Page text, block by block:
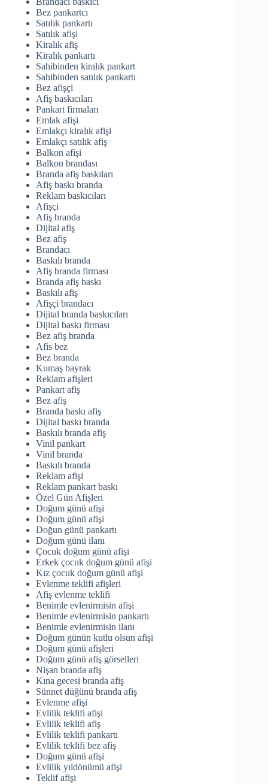
Bez pankartcı
Satılık pankartı
Satılık afişi
Kiralık afiş
Kiralık pankartı
Sahibinden kiralık pankart
Sahibinden satılık pankartı
Bez afişçi
Afiş baskıcıları
Pankart firmaları
Emlak afişi
Emlakçı kiralık afişi
Emlakçı satılık afiş
Balkon afişi
Balkon brandası
Branda afiş baskıları
Afiş baskı branda
Reklam baskıcıları
Afişçi
Afiş branda
Dijital afiş
Bez afiş
Brandacı
Baskılı branda
Afiş branda firması
Branda afiş baskı
Baskılı afiş
Afişçi brandacı
Dijital branda baskıcıları
Dijital baskı firması
Bez afiş branda
Afis bez
Bez branda
Kumaş bayrak
Reklam afişleri
Pankart afiş
Bez afiş
Branda baskı afiş
Dijital baskı branda
Baskılı branda afiş
Vinil pankart
Vinil branda
Baskılı branda
Reklam afişi
Reklam pankart baskı
Özel Gün Afişleri
Doğum günü afişi
Doğum günü afişi
Doğun günü pankartı
Doğum günü ilanı
Çocuk doğum günü afişi
Erkek çocuk doğum günü afişi
Kız çocuk doğum günü afişi
Evlenme teklifi afişleri
Afiş evlenme teklifi
Benimle evlenirmisin afişi
Benimle evlenirmisin pankartı
Benimle evlenirmisin ilanı
Doğum günün kutlu olsun afişi
Doğum günü afişleri
Doğum günü afiş görselleri
Nişan branda afiş
Kına gecesi branda afiş
Sünnet düğünü branda afiş
Evlenme afişi
Evlilik teklifi afişi
Evlilik teklifi afiş
Evlilik teklifi pankartı
Evlilik teklifi bez afiş
Doğum günü afişi
Evlilik yıldönümü afişi
Teklif afişi